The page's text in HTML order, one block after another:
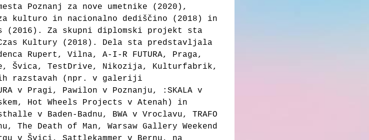
Poznanj za nove umetnike (2020),
kulturo in nacionalno dediščino (2018) in
(2016). Za skupni diplomski projekt sta
Kultury (2018). Dela sta predstavljala
Rupert, Vilna, A-I-R FUTURA, Praga,
Švica, TestDrive, Nikozija, Kulturfabrik,
razstavah (npr. v galeriji
v Pragi, Pawilon v Poznanju, :SKALA v
Hot Wheels Projects v Atenah) in
v Baden-Badnu, BWA v Vroclavu, TRAFO
The Death of Man, Warsaw Gallery Weekend